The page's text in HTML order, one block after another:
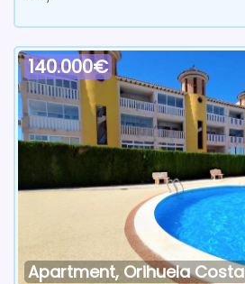
140.000€
Apartment, Orihuela Costa